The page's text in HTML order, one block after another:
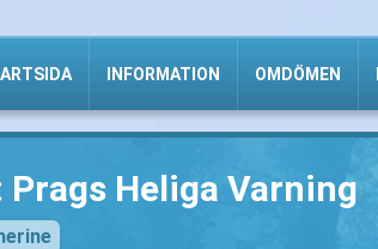
INFORMATION OMDÖMEN
Prags Heliga Varning